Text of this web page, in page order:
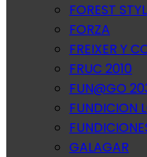
FOREST
FORZA
FREIXER Y
FRUC 2010
FUN@GO
FUNDICION
GALAGAR